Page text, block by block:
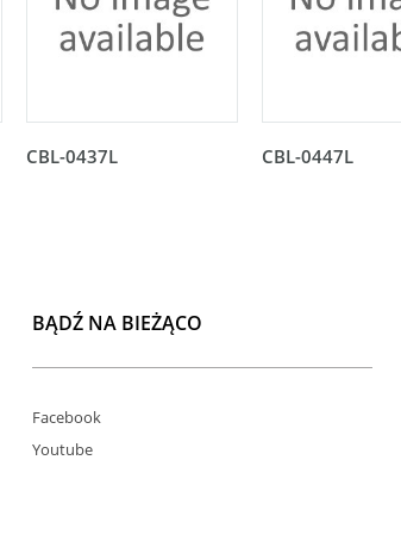
CBL-0437L CBL-0447L
BĄDŹ NA BIEŻĄCO
Facebook
Youtube